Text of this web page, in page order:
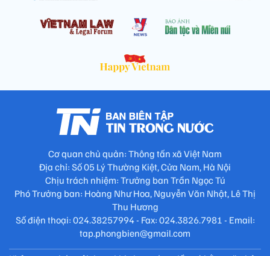
Cơ quan chủ quản: Thông tấn xã Việt Nam
Địa chỉ: Số 05 Lý Thường Kiệt, Cửa Nam, Hà Nội
Chịu trách nhiệm: Trưởng ban Trần Ngọc Tú
Phó Trưởng ban: Hoàng Như Hoa, Nguyễn Văn Nhật, Lê Thị
Thu Hương
Số điện thoại: 024.38257994 - Fax: 024.3826.7981 - Email:
tap.phongbien@gmail.com